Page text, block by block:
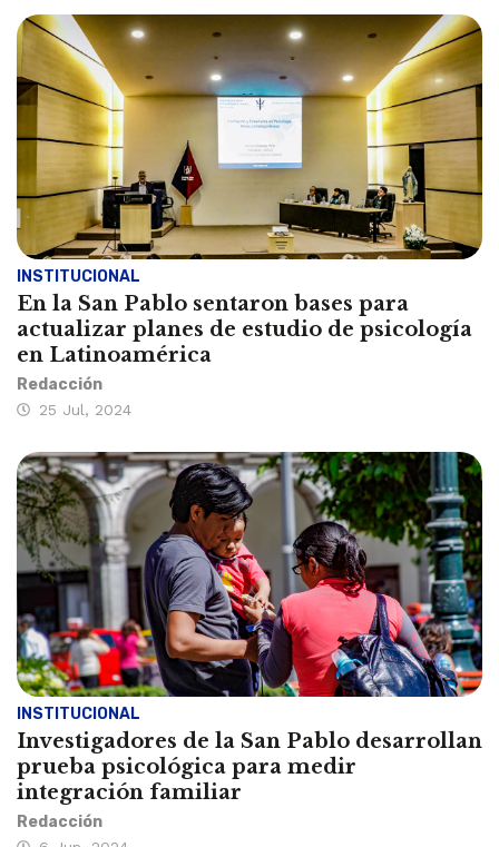
INSTITUCIONAL
En la San Pablo sentaron bases para
actualizar planes de estudio de psicología
en Latinoamérica
Redacción
25 Jul, 2024
INSTITUCIONAL
Investigadores de la San Pablo desarrollan
prueba psicológica para medir
integración familiar
Redacción